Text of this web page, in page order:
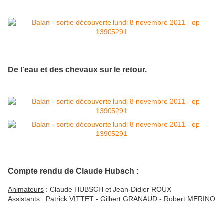
De l'eau et des chevaux sur le retour.
Compte rendu de Claude Hubsch :
Animateurs : Claude HUBSCH et Jean-Didier ROUX
Assistants : Patrick VITTET - Gilbert GRANAUD - Robert MERINO